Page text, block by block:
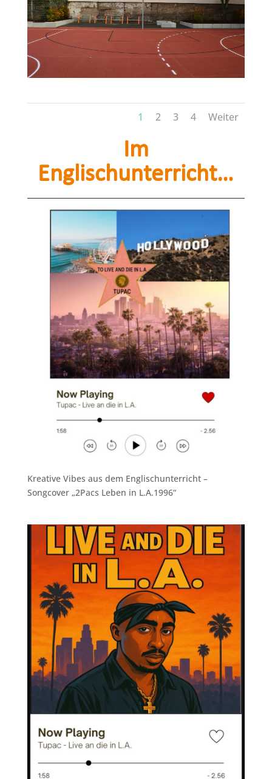
1 2 3 4 Weiter
Im
Englischunterricht…
Kreative Vibes aus dem Englischunterricht –
Songcover „2Pacs Leben in L.A.1996“